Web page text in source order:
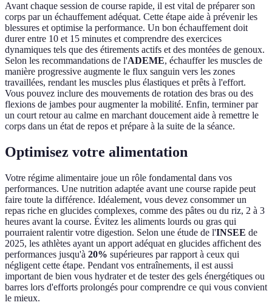
Avant chaque session de course rapide, il est vital de préparer son
corps par un échauffement adéquat. Cette étape aide à prévenir les
blessures et optimise la performance. Un bon échauffement doit
durer entre 10 et 15 minutes et comprendre des exercices
dynamiques tels que des étirements actifs et des montées de genoux.
Selon les recommandations de l'ADEME, échauffer les muscles de
manière progressive augmente le flux sanguin vers les zones
travaillées, rendant les muscles plus élastiques et prêts à l'effort.
Vous pouvez inclure des mouvements de rotation des bras ou des
flexions de jambes pour augmenter la mobilité. Enfin, terminer par
un court retour au calme en marchant doucement aide à remettre le
corps dans un état de repos et prépare à la suite de la séance.
Optimisez votre alimentation
Votre régime alimentaire joue un rôle fondamental dans vos
performances. Une nutrition adaptée avant une course rapide peut
faire toute la différence. Idéalement, vous devez consommer un
repas riche en glucides complexes, comme des pâtes ou du riz, 2 à 3
heures avant la course. Évitez les aliments lourds ou gras qui
pourraient ralentir votre digestion. Selon une étude de l'INSEE de
2025, les athlètes ayant un apport adéquat en glucides affichent des
performances jusqu'à 20% supérieures par rapport à ceux qui
négligent cette étape. Pendant vos entraînements, il est aussi
important de bien vous hydrater et de tester des gels énergétiques ou
barres lors d'efforts prolongés pour comprendre ce qui vous convient
le mieux.